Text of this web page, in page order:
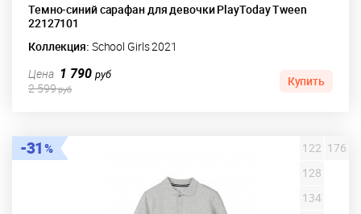
Темно-синий сарафан для девочки PlayToday Tween
22127101
Коллекция: School Girls 2021
Цена 1 790 руб
2 599руб
Купить
31
122
128
134
176